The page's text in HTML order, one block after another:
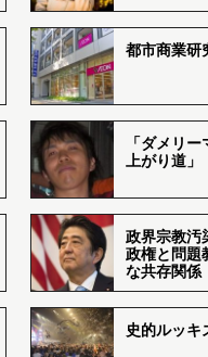
都市商業研
「ダメリ
上がり道」
政界宗教汚
政権と問題
な共存関係
史的ルッキ